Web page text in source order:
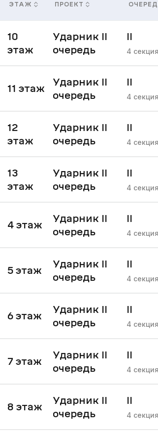
ЭТАЖ ПРОЕКТ
10
этаж
Ударник II
очередь
II
4 секция
11 этаж
Ударник II
очередь
II
4 секция
12
этаж
Ударник II
очередь
II
4 секция
13
этаж
Ударник II
очередь
II
4 секция
4 этаж
Ударник II
очередь
II
4 секция
5 этаж
Ударник II
очередь
II
4 секция
6 этаж
Ударник II
очередь
II
4 секция
7 этаж
Ударник II
очередь
II
4 секция
8 этаж
Ударник II
очередь
II
4 секция